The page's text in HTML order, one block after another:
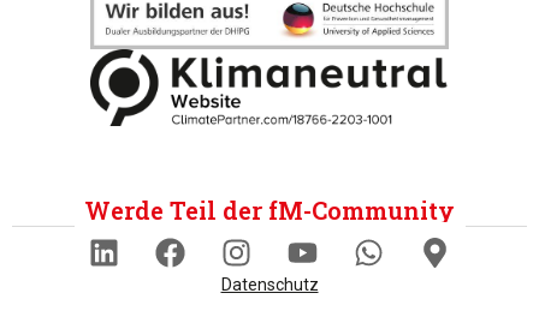
Werde Teil der fM-Community
Datenschutz